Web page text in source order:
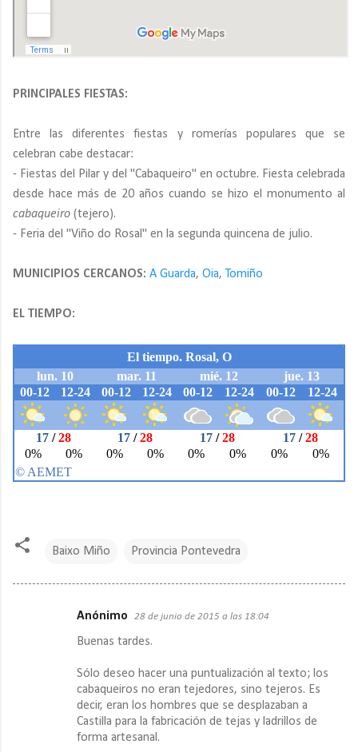
PRINCIPALES FIESTAS:
Entre las diferentes fiestas y romerías populares que se
celebran cabe destacar:
- Fiestas del Pilar y del "Cabaqueiro" en octubre. Fiesta celebrada
desde hace más de 20 años cuando se hizo el monumento al
cabaqueiro (tejero).
- Feria del "Viño do Rosal" en la segunda quincena de julio.
MUNICIPIOS CERCANOS: A Guarda, Oia, Tomiño
EL TIEMPO:
Baixo Miño Provincia Pontevedra
Anónimo 28 de junio de 2015 a las 18:04
Buenas tardes.
Sólo deseo hacer una puntualización al texto; los
cabaqueiros no eran tejedores, sino tejeros. Es
decir, eran los hombres que se desplazaban a
Castilla para la fabricación de tejas y ladrillos de
forma artesanal.